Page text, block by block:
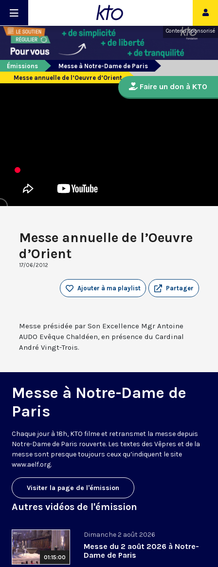
Contenu sponsorisé
Émissions
Messe à Notre-Dame de Paris
Messe annuelle de l’Oeuvre d’Orient
Messe annuelle de l’Oeuvre
d’Orient
17/06/2012
Partager
Ajouter à ma playlist
Messe présidée par Son Excellence Mgr Antoine
AUDO Evêque Chaldéen, en présence du Cardinal
André Vingt-Trois.
Messe à Notre-Dame de
Paris
Chaque jour à 18h, KTO filme et retransmet la messe depuis
Notre-Dame de Paris rouverte. Les textes des Vêpres et de la
messe sont presque toujours ceux qu’indiquent le site
www.aelf.org.
Visiter la page de l'émission
Autres vidéos de l'émission
01:15:00
Dimanche 2 août 2026
Messe du 2 août 2026 à Notre-
Dame de Paris
Faire un don à KTO